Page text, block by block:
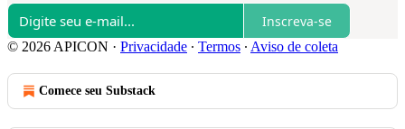
Inscreva-se
© 2026 APICON · Privacidade ∙ Termos ∙ Aviso de coleta
Comece seu Substack